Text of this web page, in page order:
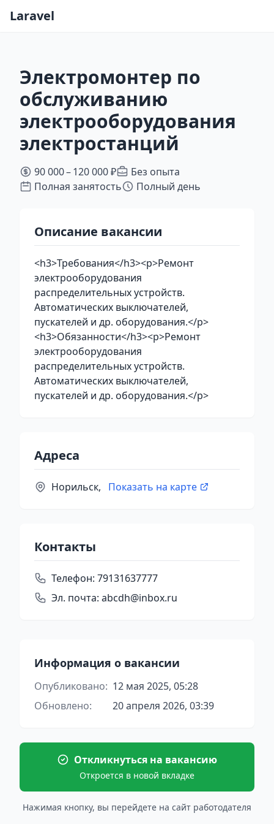
Laravel
Электромонтер по
обслуживанию
электрооборудования
электростанций
90 000 – 120 000 ₽
Без опыта
Полная занятость
Полный день
Описание вакансии
<h3>Требования</h3><p>Ремонт
электрооборудования
распределительных устройств.
Автоматических выключателей,
пускателей и др. оборудования.</p>
<h3>Обязанности</h3><p>Ремонт
электрооборудования
распределительных устройств.
Автоматических выключателей,
пускателей и др. оборудования.</p>
Адреса
Норильск, Показать на карте
Контакты
Телефон: 79131637777
Эл. почта: abcdh@inbox.ru
Информация о вакансии
Опубликовано: 12 мая 2025, 05:28
Обновлено:
20 апреля 2026, 03:39
Откликнуться на вакансию
Откроется в новой вкладке
Нажимая кнопку, вы перейдете на сайт работодателя